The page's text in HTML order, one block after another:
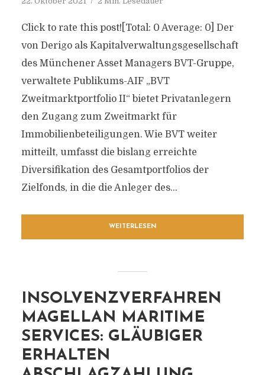
Click to rate this post![Total: 0 Average: 0] Der
von Derigo als Kapitalverwaltungsgesellschaft
des Münchener Asset Managers BVT-Gruppe,
verwaltete Publikums-AIF „BVT
Zweitmarktportfolio II“ bietet Privatanlegern
den Zugang zum Zweitmarkt für
Immobilienbeteiligungen. Wie BVT weiter
mitteilt, umfasst die bislang erreichte
Diversifikation des Gesamtportfolios der
Zielfonds, in die die Anleger des...
WEITERLESEN
INSOLVENZVERFAHREN
MAGELLAN MARITIME
SERVICES: GLÄUBIGER
ERHALTEN